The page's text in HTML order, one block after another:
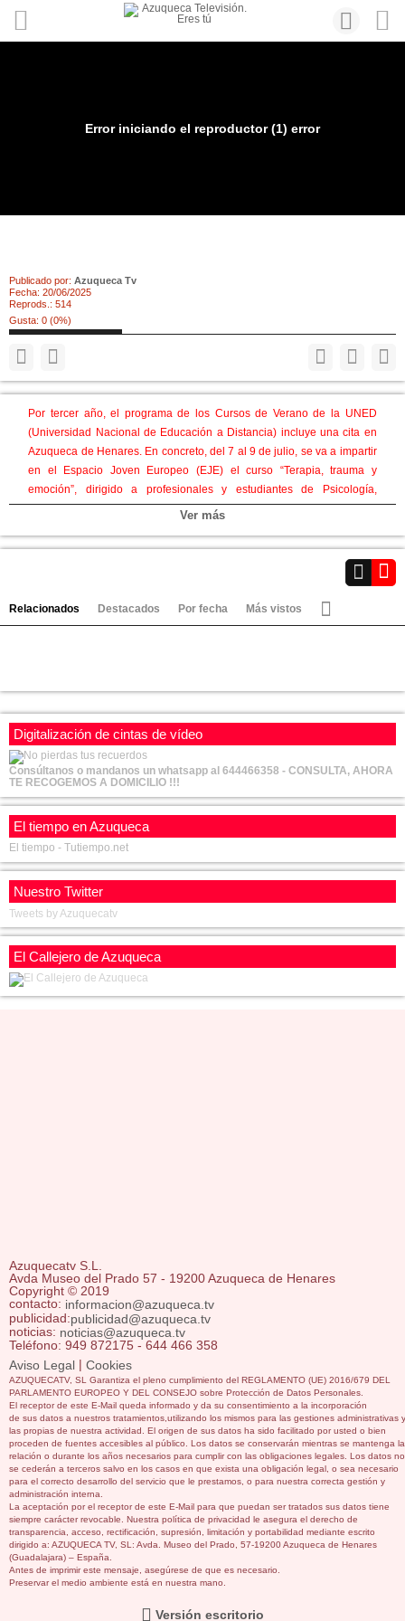
Error iniciando el reproductor (1) error
Publicado por: Azuqueca Tv
Fecha: 20/06/2025
Reprods.: 514
Gusta: 0 (0%)
Por tercer año, el programa de los Cursos de Verano de la UNED
(Universidad Nacional de Educación a Distancia) incluye una cita en
Azuqueca de Henares. En concreto, del 7 al 9 de julio, se va a impartir
en el Espacio Joven Europeo (EJE) el curso “Terapia, trauma y
emoción”, dirigido a profesionales y estudiantes de Psicología,
Medicina, Enfermería y del área sociosanitaria en general.
Categorías:
URGENTE
Villanueva de la Torre
Azuqueca
Ver más
Relacionados Destacados Por fecha Más vistos
Digitalización de cintas de vídeo
Consúltanos o mandanos un whatsapp al 644466358 - CONSULTA, AHORA
TE RECOGEMOS A DOMICILIO !!!
El tiempo en Azuqueca
El tiempo - Tutiempo.net
Nuestro Twitter
Tweets by Azuquecatv
El Callejero de Azuqueca
Azuquecatv S.L.
Avda Museo del Prado 57 - 19200 Azuqueca de Henares
Copyright © 2019
contacto: informacion@azuqueca.tv
publicidad:publicidad@azuqueca.tv
noticias: noticias@azuqueca.tv
Teléfono: 949 872175 - 644 466 358
Aviso Legal | Cookies
AZUQUECATV, SL Garantiza el pleno cumplimiento del REGLAMENTO (UE) 2016/679 DEL
PARLAMENTO EUROPEO Y DEL CONSEJO sobre Protección de Datos Personales.
El receptor de este E-Mail queda informado y da su consentimiento a la incorporación
de sus datos a nuestros tratamientos,utilizando los mismos para las gestiones administrativas y
las propias de nuestra actividad. El origen de sus datos ha sido facilitado por usted o bien
proceden de fuentes accesibles al público. Los datos se conservarán mientras se mantenga la
relación o durante los años necesarios para cumplir con las obligaciones legales. Los datos no
se cederán a terceros salvo en los casos en que exista una obligación legal, o sea necesario
para el correcto desarrollo del servicio que le prestamos, o para nuestra correcta gestión y
administración interna.
La aceptación por el receptor de este E-Mail para que puedan ser tratados sus datos tiene
siempre carácter revocable. Nuestra política de privacidad le asegura el derecho de
transparencia, acceso, rectificación, supresión, limitación y portabilidad mediante escrito
dirigido a: AZUQUECA TV, SL: Avda. Museo del Prado, 57-19200 Azuqueca de Henares
(Guadalajara) – España.
Antes de imprimir este mensaje, asegúrese de que es necesario.
Preservar el medio ambiente está en nuestra mano.
Versión escritorio